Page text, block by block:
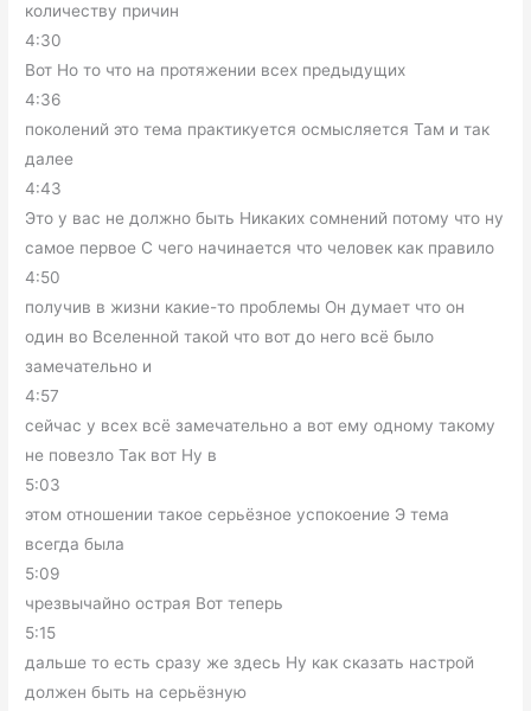
количеству причин
4:30
Вот Но то что на протяжении всех предыдущих
4:36
поколений это тема практикуется осмысляется Там и так
далее
4:43
Это у вас не должно быть Никаких сомнений потому что ну
самое первое С чего начинается что человек как правило
4:50
получив в жизни какие-то проблемы Он думает что он
один во Вселенной такой что вот до него всё было
замечательно и
4:57
сейчас у всех всё замечательно а вот ему одному такому
не повезло Так вот Ну в
5:03
этом отношении такое серьёзное успокоение Э тема
всегда была
5:09
чрезвычайно острая Вот теперь
5:15
дальше то есть сразу же здесь Ну как сказать настрой
должен быть на серьёзную